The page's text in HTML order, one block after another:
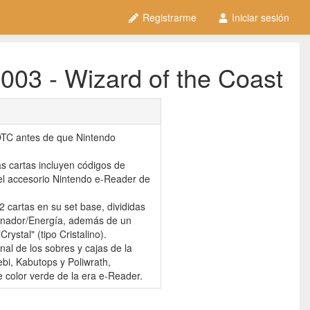
Registrarme Iniciar sesión
- Wizard of the Coast
antes de que Nintendo
cartas incluyen códigos de
accesorio Nintendo e-Reader de
cartas en su set base, divididas
Energía, además de un
(tipo Cristalino).
de los sobres y cajas de la
Kabutops y Poliwrath,
verde de la era e-Reader.